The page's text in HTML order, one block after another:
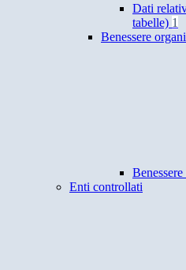
Dati
tabelle) 1
Benessere
Enti controllati